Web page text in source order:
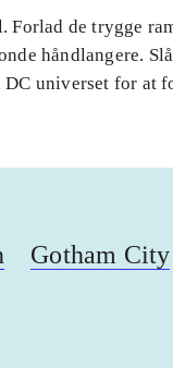
Forlad de trygge
håndlangere.
universet for at
Gotham City